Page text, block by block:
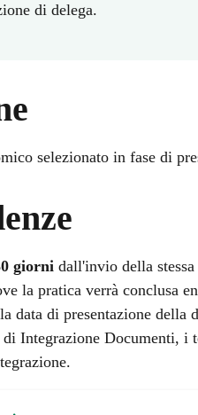
di delega.
selezionato in fase di
giornidall'invio della stessa
la pratica verrà conclusa
data di presentazione della
Integrazione Documenti, i